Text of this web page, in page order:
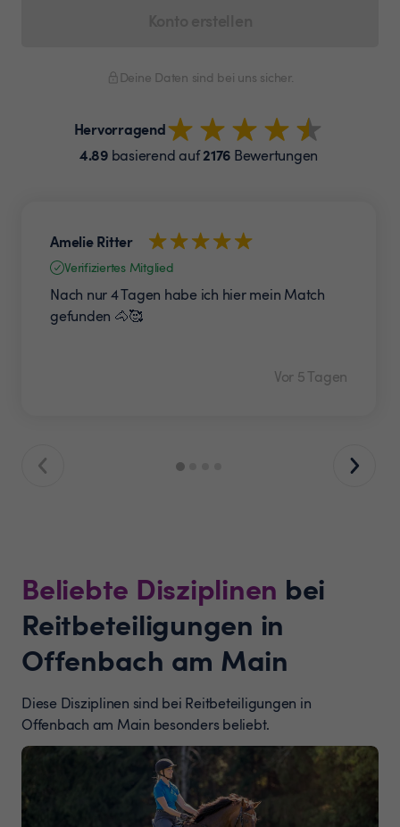
Deine Daten sind bei uns sicher.
Hervorragend
4.89basierend auf2176 Bewertungen
Amelie Ritter
Verifiziertes Mitglied
Nach nur 4 Tagen habe ich hier mein Match
gefunden 🐴🥰
Vor 5 Tagen
Beliebte Disziplinen bei
Reitbeteiligungen in
Offenbach am Main
Diese Disziplinen sind bei Reitbeteiligungen in
Offenbach am Main besonders beliebt.